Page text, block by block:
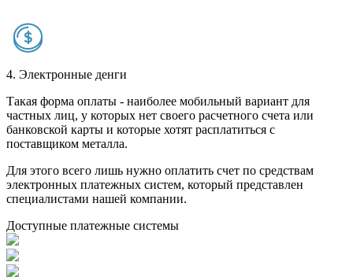
4. Электронные денги
Такая форма оплаты - наиболее мобильный вариант для
частных лиц, у которых нет своего расчетного счета или
банковской карты и которые хотят расплатиться с
поставщиком металла.
Для этого всего лишь нужно оплатить счет по средствам
электронных платежных систем, который представлен
специалистами нашей компании.
Доступные платежные системы